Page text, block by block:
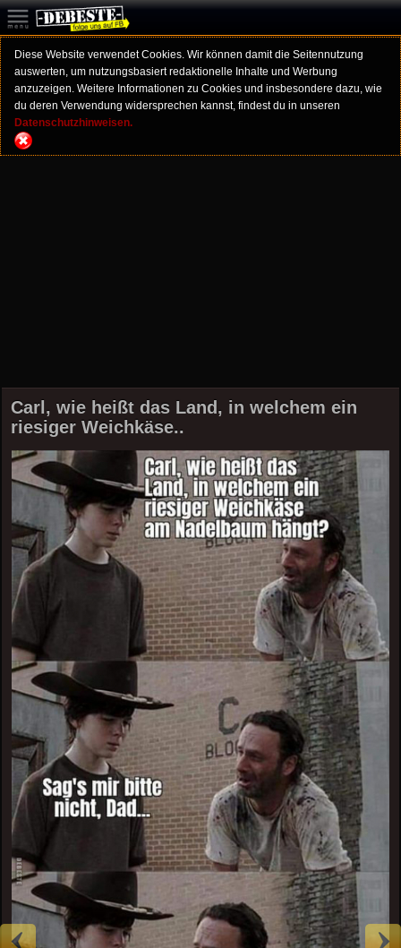
Diese Website verwendet Cookies. Wir können damit die Seitennutzung
auswerten, um nutzungsbasiert redaktionelle Inhalte und Werbung
anzuzeigen. Weitere Informationen zu Cookies und insbesondere dazu, wie
du deren Verwendung widersprechen kannst, findest du in unseren
Datenschutzhinweisen.
Carl, wie heißt das Land, in welchem ein
riesiger Weichkäse..